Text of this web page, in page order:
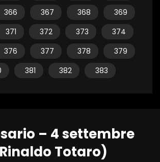
366 367 368
369
371 372 373
374
376 377 378
379
381 382 383
– 4 settembre
Totaro)